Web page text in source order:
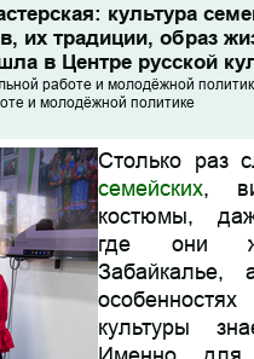
культура
их традиции, образ
в Центре русской
работе и молодёжной
и молодёжной политике
Столько раз
семейских,
костюмы,
где они
культуры